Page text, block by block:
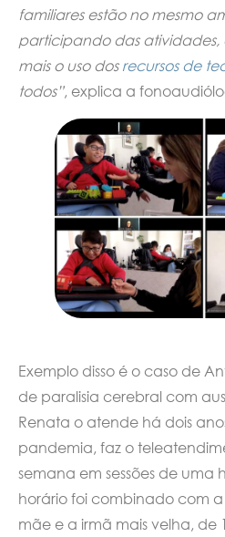
familiares estão no mesmo
participando das atividades,
mais o uso dos recursos de
todos”, explica a
Exemplo disso é o caso de
de paralisia cerebral com
Renata o atende há dois
pandemia, faz o
semana em sessões de uma
horário foi combinado com
mãe e a irmã mais velha, de